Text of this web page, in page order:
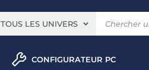
TOUS LES UNIVERS
CONFIGURATEUR PC